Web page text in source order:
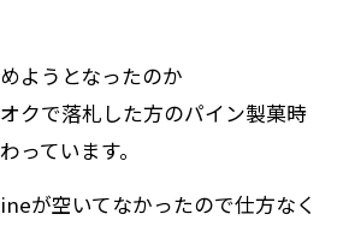
ようとなったのか
クで落札した方のパイン製菓時
っています。
が空いてなかったので仕方なく